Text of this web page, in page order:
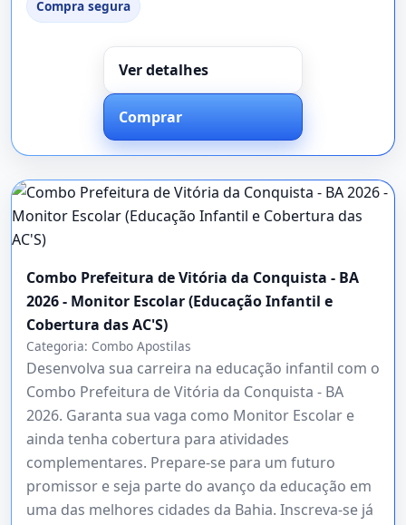
Compra segura
Ver detalhes
Comprar
Combo Prefeitura de Vitória da Conquista - BA
2026 - Monitor Escolar (Educação Infantil e
Cobertura das AC'S)
Categoria: Combo Apostilas
Desenvolva sua carreira na educação infantil com o
Combo Prefeitura de Vitória da Conquista - BA
2026. Garanta sua vaga como Monitor Escolar e
ainda tenha cobertura para atividades
complementares. Prepare-se para um futuro
promissor e seja parte do avanço da educação em
uma das melhores cidades da Bahia. Inscreva-se já